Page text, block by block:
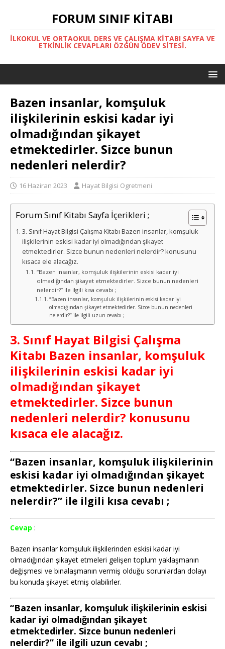
FORUM SINIF KITABI
İLKOKUL VE ORTAOKUL DERS VE ÇALIŞMA KITABI SAYFA VE
ETKINLIK CEVAPLARI ÖZGÜN ÖDEV SITESI.
Bazen insanlar, komşuluk
ilişkilerinin eskisi kadar iyi
olmadığından şikayet
etmektedirler. Sizce bunun
nedenleri nelerdir?
16 Haziran 2023 Hayat Bilgisi Ogretmeni
Forum Sınıf Kitabı Sayfa İçerikleri ;
3. Sınıf Hayat Bilgisi Çalışma Kitabı Bazen insanlar, komşuluk
ilişkilerinin eskisi kadar iyi olmadığından şikayet
etmektedirler. Sizce bunun nedenleri nelerdir? konusunu
kısaca ele alacağız.
“Bazen insanlar, komşuluk ilişkilerinin eskisi kadar iyi
olmadığından şikayet etmektedirler. Sizce bunun nedenleri
nelerdir?” ile ilgili kısa cevabı ;
“Bazen insanlar, komşuluk ilişkilerinin eskisi kadar iyi
olmadığından şikayet etmektedirler. Sizce bunun nedenleri
nelerdir?” ile ilgili uzun cevabı ;
3. Sınıf Hayat Bilgisi Çalışma
Kitabı Bazen insanlar, komşuluk
ilişkilerinin eskisi kadar iyi
olmadığından şikayet
etmektedirler. Sizce bunun
nedenleri nelerdir? konusunu
kısaca ele alacağız.
“Bazen insanlar, komşuluk ilişkilerinin
eskisi kadar iyi olmadığından şikayet
etmektedirler. Sizce bunun nedenleri
nelerdir?” ile ilgili kısa cevabı ;
Cevap :
Bazen insanlar komşuluk ilişkilerinden eskisi kadar iyi
olmadığından şikayet etmeleri gelişen toplum yaklaşmanın
değişmesi ve binalaşmanın vermiş olduğu sorunlardan dolayı
bu konuda şikayet etmiş olabilirler.
“Bazen insanlar, komşuluk ilişkilerinin eskisi
kadar iyi olmadığından şikayet
etmektedirler. Sizce bunun nedenleri
nelerdir?” ile ilgili uzun cevabı ;